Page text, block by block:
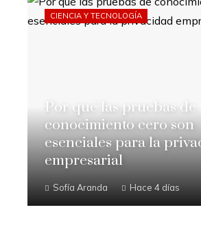
CIENCIA Y TECNOLOGÍA
Por qué las pruebas de
conocimiento cero son
esenciales para la
empresarial
Sofía Aranda Hace 4 días